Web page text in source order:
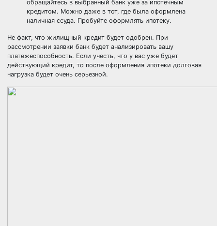
обращайтесь в выбранный банк уже за ипотечным
кредитом. Можно даже в тот, где была оформлена
наличная ссуда. Пробуйте оформлять ипотеку.
Не факт, что жилищный кредит будет одобрен. При
рассмотрении заявки банк будет анализировать вашу
платежеспособность. Если учесть, что у вас уже будет
действующий кредит, то после оформления ипотеки долговая
нагрузка будет очень серьезной.